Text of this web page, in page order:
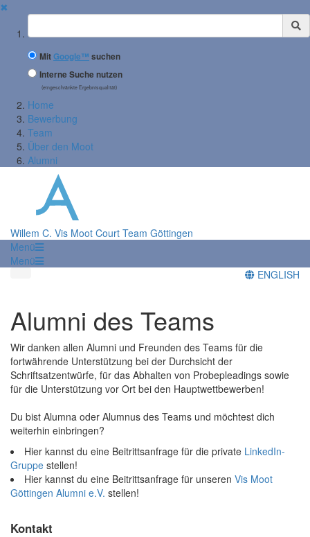
✖
Suchbegriff
MitGoogle™ suchen
Interne Suche nutzen
(eingeschränkte Ergebnisqualität)
Home
Bewerbung
Team
Über den Moot
Alumni
Willem C. Vis Moot Court Team Göttingen
Menü
Menü
ENGLISH
Alumni des Teams
Wir danken allen Alumni und Freunden des Teams für die
fortwährende Unterstützung bei der Durchsicht der
Schriftsatzentwürfe, für das Abhalten von Probepleadings sowie
für die Unterstützung vor Ort bei den Hauptwettbewerben!
Du bist Alumna oder Alumnus des Teams und möchtest dich
weiterhin einbringen?
Hier kannst du eine Beitrittsanfrage für die private LinkedIn-
Gruppe stellen!
Hier kannst du eine Beitrittsanfrage für unseren Vis Moot
Göttingen Alumni e.V. stellen!
Kontakt